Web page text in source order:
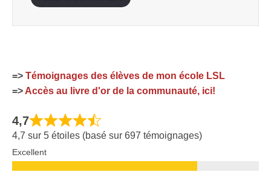
=> Témoignages des élèves de mon école LSL
=> Accès au livre d'or de la communauté, ici!
4,7
4,7 sur 5 étoiles (basé sur 697 témoignages)
Excellent